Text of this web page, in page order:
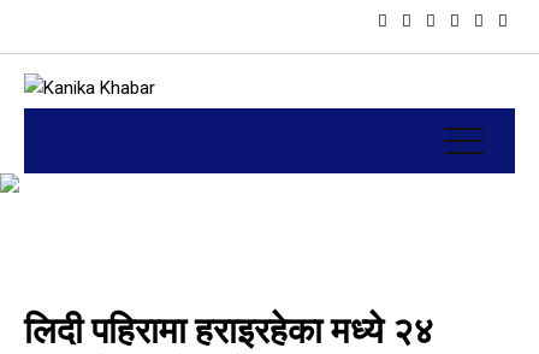
लिदी पहिरामा हराइरहेका मध्ये २४